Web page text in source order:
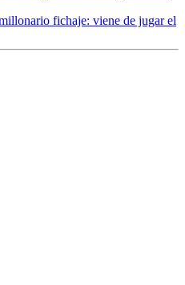
fichaje: viene de jugar el